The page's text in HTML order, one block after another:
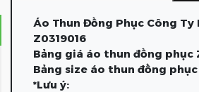
Áo Thun Đồng Phục Công Ty
Z0319016
Bảng giá áo thun đồng phục
Bảng size áo thun đồng
*Lưu ý: